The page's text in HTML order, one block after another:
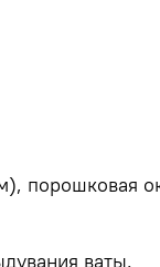
порошковая
ваты.